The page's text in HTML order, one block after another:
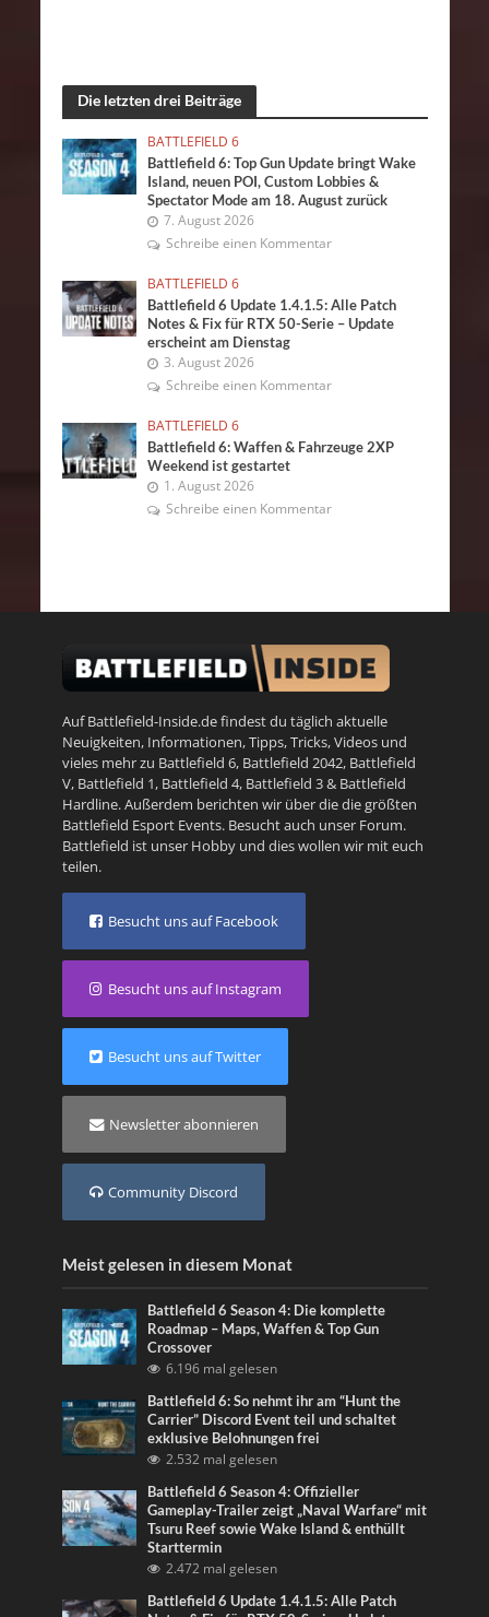
Die letzten drei Beiträge
BATTLEFIELD 6
Battlefield 6: Top Gun Update bringt Wake
Island, neuen POI, Custom Lobbies &
Spectator Mode am 18. August zurück
7. August 2026
Schreibe einen Kommentar
BATTLEFIELD 6
Battlefield 6 Update 1.4.1.5: Alle Patch
Notes & Fix für RTX 50-Serie – Update
erscheint am Dienstag
3. August 2026
Schreibe einen Kommentar
BATTLEFIELD 6
Battlefield 6: Waffen & Fahrzeuge 2XP
Weekend ist gestartet
1. August 2026
Schreibe einen Kommentar
Auf Battlefield-Inside.de findest du täglich aktuelle
Neuigkeiten, Informationen, Tipps, Tricks, Videos und
vieles mehr zu Battlefield 6, Battlefield 2042, Battlefield
V, Battlefield 1, Battlefield 4, Battlefield 3& Battlefield
Hardline. Außerdem berichten wir über die die größten
Battlefield Esport Events. Besucht auch unser Forum.
Battlefield ist unser Hobby und dies wollen wir mit euch
teilen.
Besucht uns auf Facebook
Besucht uns auf Instagram
Besucht uns auf Twitter
Newsletter abonnieren
Community Discord
Meist gelesen in diesem Monat
Battlefield 6 Season 4: Die komplette
Roadmap – Maps, Waffen & Top Gun
Crossover
6.196 mal gelesen
Battlefield 6: So nehmt ihr am “Hunt the
Carrier” Discord Event teil und schaltet
exklusive Belohnungen frei
2.532 mal gelesen
Battlefield 6 Season 4: Offizieller
Gameplay-Trailer zeigt „Naval Warfare“ mit
Tsuru Reef sowie Wake Island & enthüllt
Starttermin
2.472 mal gelesen
Battlefield 6 Update 1.4.1.5: Alle Patch